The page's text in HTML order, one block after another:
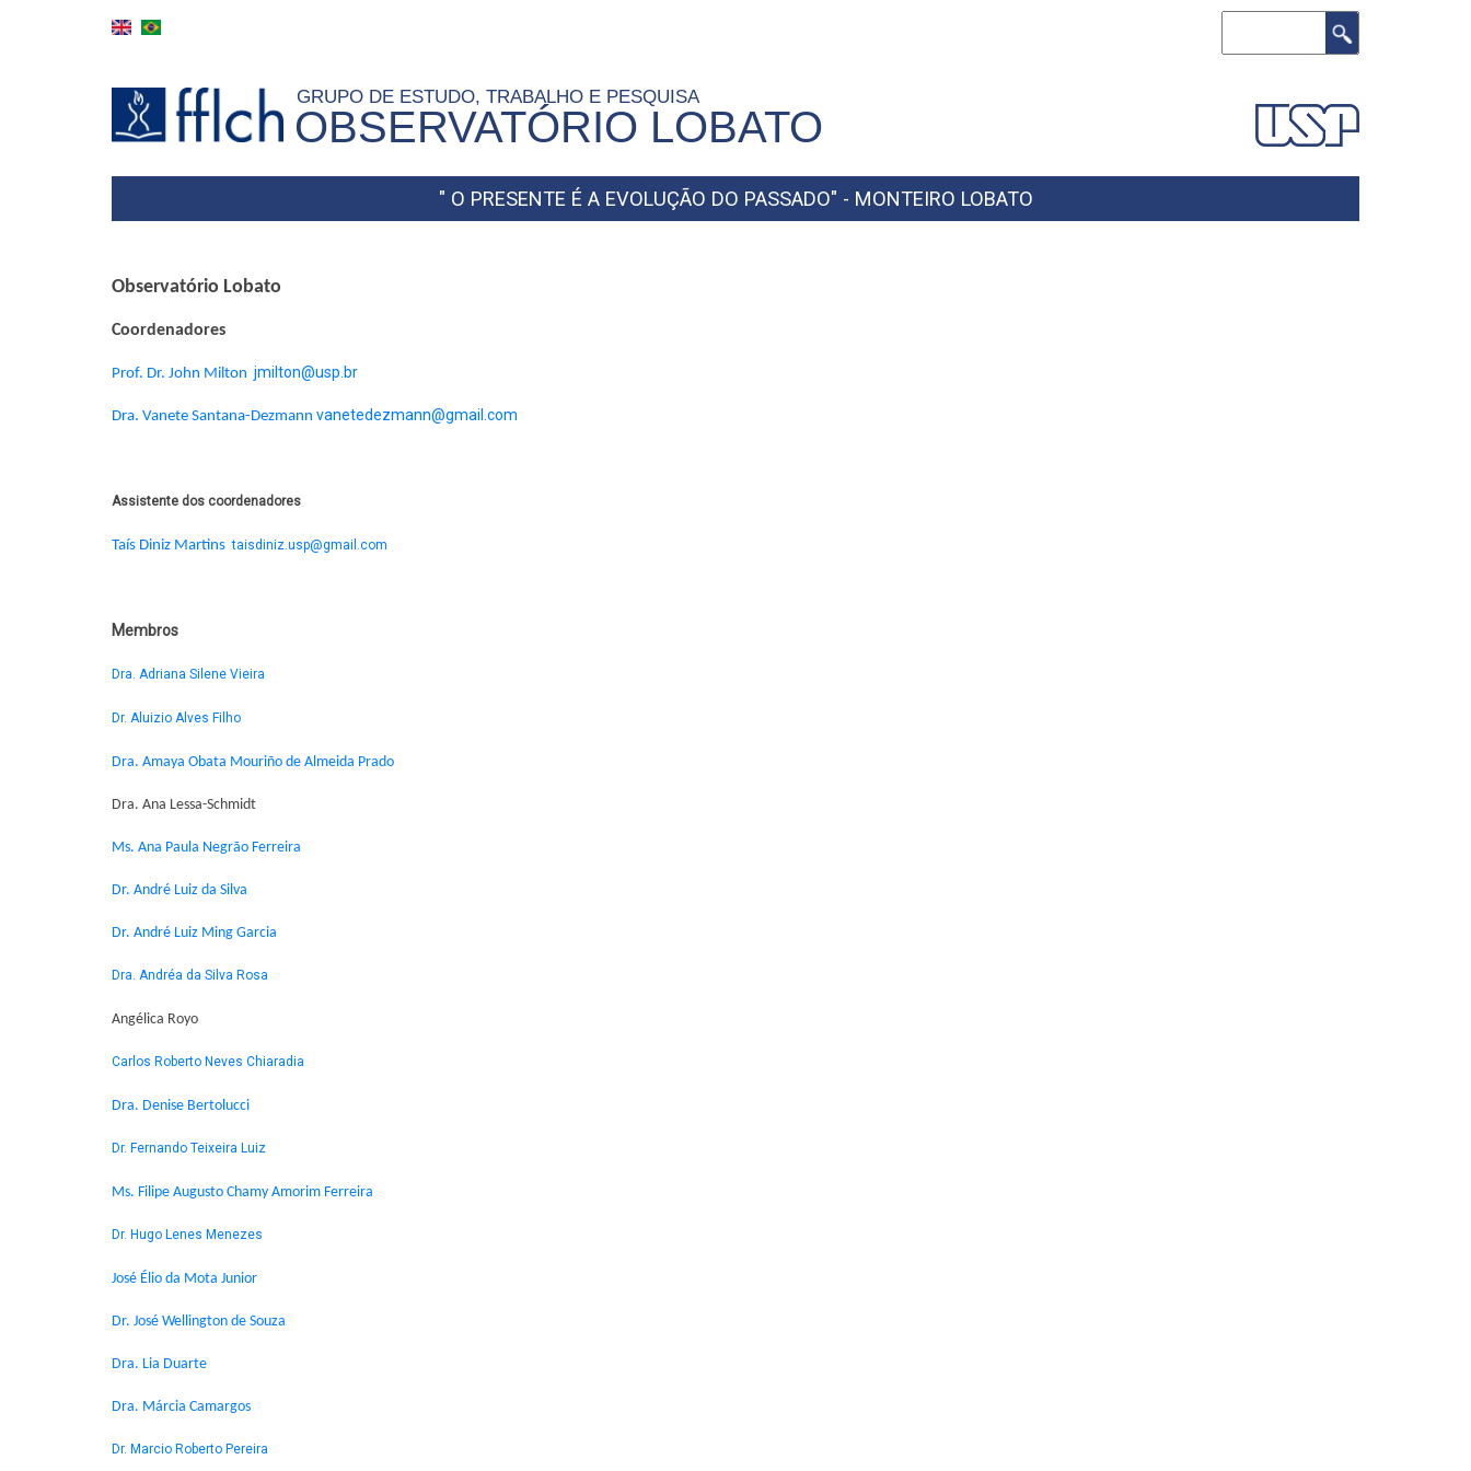
GRUPO DE ESTUDO, TRABALHO E PESQUISA
OBSERVATÓRIO LOBATO
" O PRESENTE É A EVOLUÇÃO DO PASSADO" - MONTEIRO LOBATO
Observatório Lobato
Coordenadores
Prof. Dr. John Milton jmilton@usp.br
Dra. Vanete Santana-Dezmann vanetedezmann@gmail.com
Assistente dos coordenadores
Taís Diniz Martins taisdiniz.usp@gmail.com
Membros
Dra. Adriana Silene Vieira
Dr. Aluizio Alves Filho
Dra. Amaya Obata Mouriño de Almeida Prado
Dra. Ana Lessa-Schmidt
Ms. Ana Paula Negrão Ferreira
Dr. André Luiz da Silva
Dr. André Luiz Ming Garcia
Dra. Andréa da Silva Rosa
Angélica Royo
Carlos Roberto Neves Chiaradia
Dra. Denise Bertolucci
Dr. Fernando Teixeira Luiz
Ms. Filipe Augusto Chamy Amorim Ferreira
Dr. Hugo Lenes Menezes
José Élio da Mota Junior
Dr. José Wellington de Souza
Dra. Lia Duarte
Dra. Márcia Camargos
Dr. Marcio Roberto Pereira